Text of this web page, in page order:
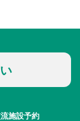
施設予約